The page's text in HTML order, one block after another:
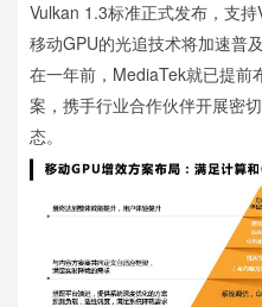
Vulkan 1.3标准正式发布，支
移动GPU的光追技术将加速普
在一年前，MediaTek就已提前
案，携手行业合作伙伴开展密
态。